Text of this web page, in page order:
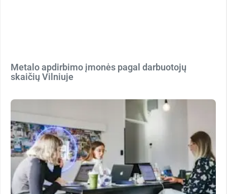
Metalo apdirbimo įmonės pagal darbuotojų
skaičių Vilniuje